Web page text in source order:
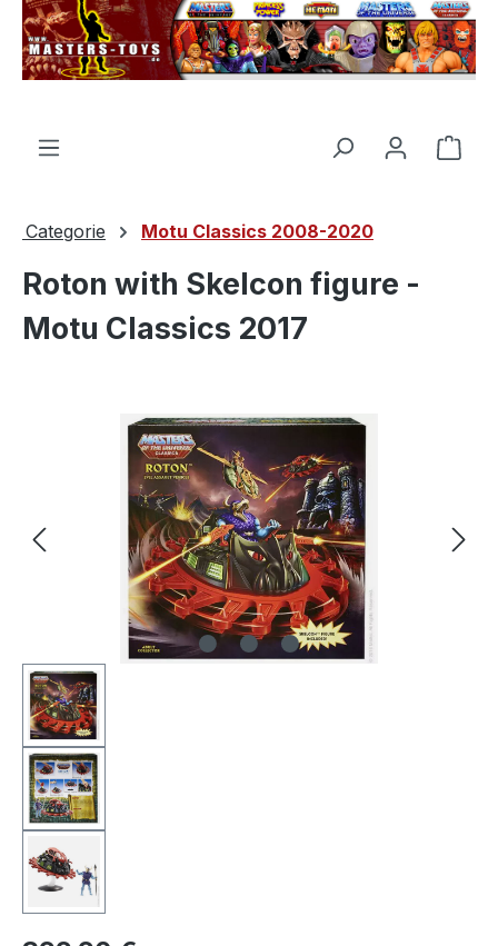
principale
Il
Categorie Motu Classics 2008-2020
Roton with Skelcon figure -
Motu Classics 2017
Salta la galleria di immagini